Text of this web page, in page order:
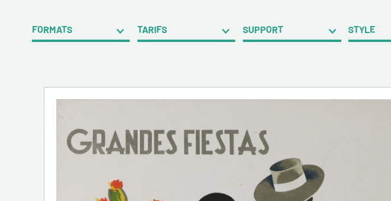
FORMATS TARIFS SUPPORT STYLE